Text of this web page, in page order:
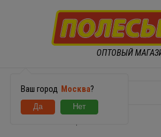
ОПТОВЫЙ
Ваш город Москва?